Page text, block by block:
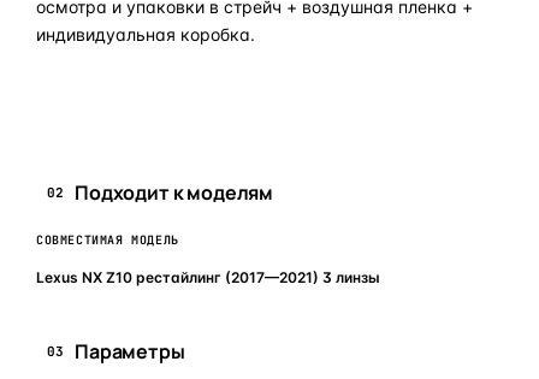
осмотра и упаковки в стрейч + воздушная пленка +
индивидуальная коробка.
02 Подходит к моделям
СОВМЕСТИМАЯ МОДЕЛЬ
Lexus NX Z10 рестайлинг (2017—2021) 3 линзы
03 Параметры